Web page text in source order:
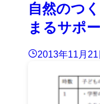
自然のつ
まるサポー
2013年11月21